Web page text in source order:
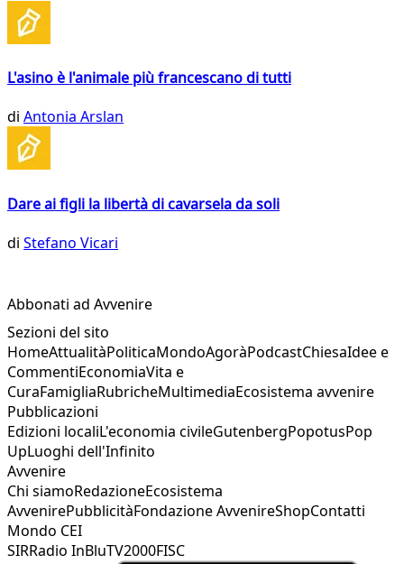
L'asino è l'animale più francescano di tutti
di Antonia Arslan
Dare ai figli la libertà di cavarsela da soli
di Stefano Vicari
Abbonati ad Avvenire
Sezioni del sito
HomeAttualitàPoliticaMondoAgoràPodcastChiesaIdee e
CommentiEconomiaVita e
CuraFamigliaRubricheMultimediaEcosistema avvenire
Pubblicazioni
Edizioni localiL'economia civileGutenbergPopotusPop
UpLuoghi dell'Infinito
Avvenire
Chi siamoRedazioneEcosistema
AvvenirePubblicitàFondazione AvvenireShopContatti
Mondo CEI
SIRRadio InBluTV2000FISC